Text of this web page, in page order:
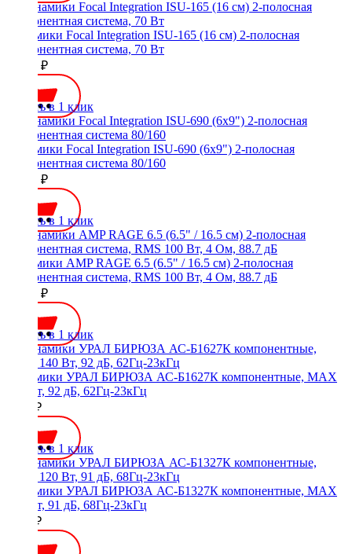
Динамики Focal Integration ISU-165 (16 см) 2-полосная
компонентная система, 70 Вт
15500 ₽
Купить в 1 клик
Динамики Focal Integration ISU-690 (6x9") 2-полосная
компонентная система 80/160
17700 ₽
Купить в 1 клик
Динамики AMP RAGE 6.5 (6.5" / 16.5 см) 2-полосная
компонентная система, RMS 100 Вт, 4 Ом, 88.7 дБ
17990 ₽
Купить в 1 клик
Динамики УРАЛ БИРЮЗА АС-Б1627К компонентные, MAX
140 Вт, 92 дБ, 62Гц-23кГц
4790 ₽
Купить в 1 клик
Динамики УРАЛ БИРЮЗА АС-Б1327К компонентные, MAX
120 Вт, 91 дБ, 68Гц-23кГц
4390 ₽